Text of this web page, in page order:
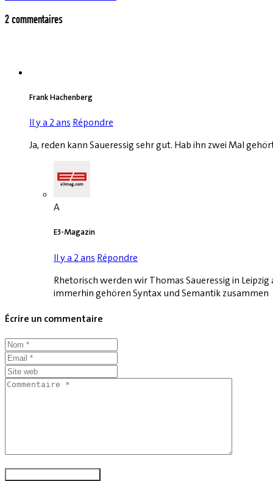
2 commentaires
Frank Hachenberg
Il y a 2 ans Répondre
Ja, reden kann Saueressig sehr gut. Hab ihn zwei Mal
A
E3-Magazin
Il y a 2 ans Répondre
Rhetorisch werden wir Thomas Saueressig in
immerhin gehören Syntax und Semantik zusammen
Écrire un commentaire